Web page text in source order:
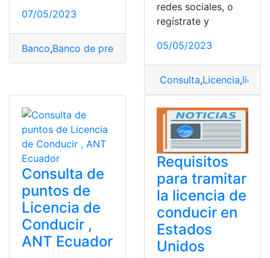
07/05/2023
Banco,Banco de preguntas Banco de Preguntas
redes sociales, o
regístrate y
05/05/2023
Consulta,Licencia,
Consulta de
puntos de
Licencia de
Conducir ,
ANT Ecuador
Requisitos
para tramitar
la licencia de
conducir en
Estados
Unidos